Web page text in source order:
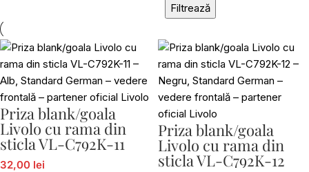
Filtrează
Priza blank/goala
Livolo cu rama din
sticla VL-C792K-11
32,00 lei
Priza blank/goala
Livolo cu rama din
sticla VL-C792K-12